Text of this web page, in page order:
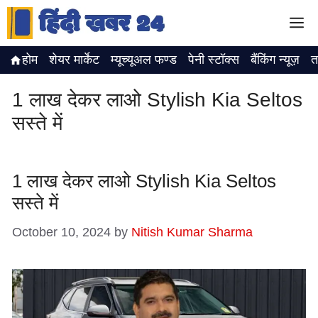
Skip
content
होम शेयर मार्केट म्यूच्यूअल फण्ड पेनी स्टॉक्स बैंकिंग न्यूज़
1 लाख देकर लाओ Stylish Kia Seltos
सस्ते में
1 लाख देकर लाओ Stylish Kia Seltos
सस्ते में
October 10, 2024 by Nitish Kumar Sharma